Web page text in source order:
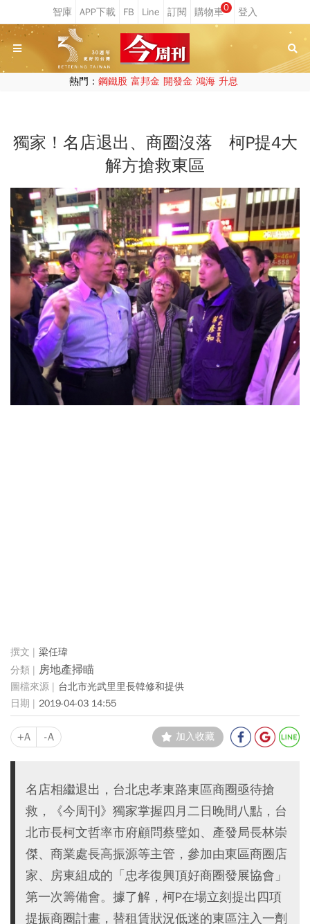
0
熱門： 鋼鐵股 富邦金 開發金 鴻海 升息
獨家！名店退出、商圈沒落 柯P提4大
解方搶救東區
梁任瑋
房地產掃瞄
台北市光武里里長韓修和提供
2019-04-03 14:55
+A -A 加入收藏
名店相繼退出，台北忠孝東路東區商圈亟待搶
救，《今周刊》獨家掌握四月二日晚間八點，台
北市長柯文哲率市府顧問蔡璧如、產發局長林崇
傑、商業處長高振源等主管，參加由東區商圈店
家、房東組成的「忠孝復興頂好商圈發展協會」
第一次籌備會。據了解，柯P在場立刻提出四項
提振商圈計畫，替租賃狀況低迷的東區注入一劑